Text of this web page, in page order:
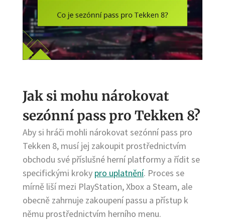
Jak si mohu nárokovat
sezónní pass pro Tekken 8?
Aby si hráči mohli nárokovat sezónní pass pro
Tekken 8, musí jej zakoupit prostřednictvím
obchodu své příslušné herní platformy a řídit se
specifickými kroky pro uplatnění. Proces se
mírně liší mezi PlayStation, Xbox a Steam, ale
obecně zahrnuje zakoupení passu a přístup k
němu prostřednictvím herního menu.